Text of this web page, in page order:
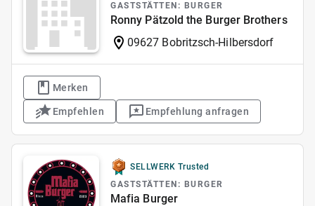
GASTSTÄTTEN: BURGER
Ronny Pätzold the Burger Brothers
09627 Bobritzsch-Hilbersdorf
Merken
Empfehlen Empfehlung anfragen
SELLWERK Trusted
GASTSTÄTTEN: BURGER
Mafia Burger